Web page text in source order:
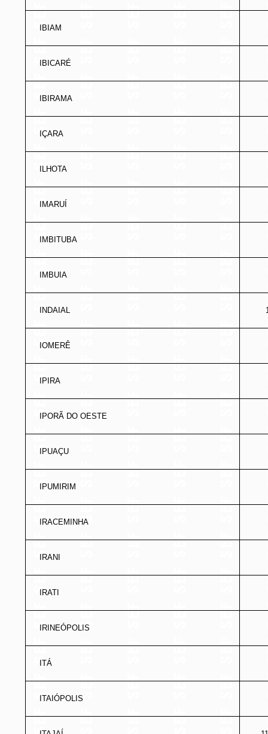
IBIAM
IBICARÉ
IBIRAMA
IÇARA
ILHOTA
IMARUÍ
IMBITUBA
IMBUIA
INDAIAL
IOMERÊ
IPIRA
IPORÃ DO OESTE
IPUAÇU
IPUMIRIM
IRACEMINHA
IRANI
IRATI
IRINEÓPOLIS
ITÁ
ITAIÓPOLIS